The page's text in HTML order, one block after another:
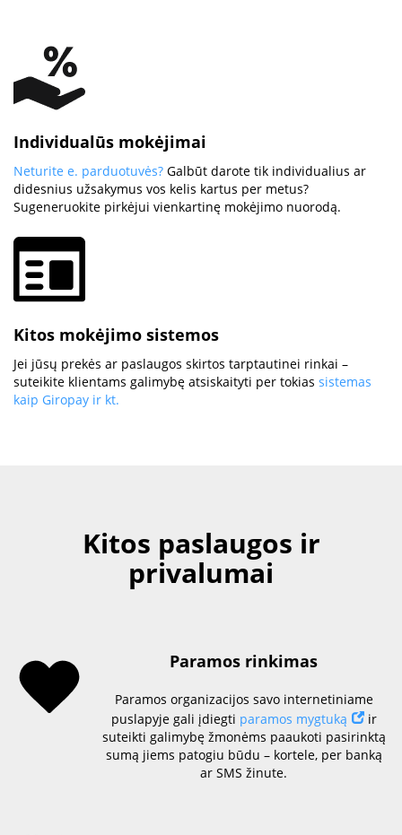
Individualūs mokėjimai
Neturite e. parduotuvės? Galbūt darote tik individualius ar
didesnius užsakymus vos kelis kartus per metus?
Sugeneruokite pirkėjui vienkartinę mokėjimo nuorodą.
Kitos mokėjimo sistemos
Jei jūsų prekės ar paslaugos skirtos tarptautinei rinkai –
suteikite klientams galimybę atsiskaityti per tokias sistemas
kaip Giropay ir kt.
Kitos paslaugos ir
privalumai
Paramos rinkimas
Paramos organizacijos savo internetiniame
puslapyje gali įdiegti paramos mygtuką
ir
suteikti galimybę žmonėms paaukoti pasirinktą
sumą jiems patogiu būdu – kortele, per banką
ar SMS žinute.